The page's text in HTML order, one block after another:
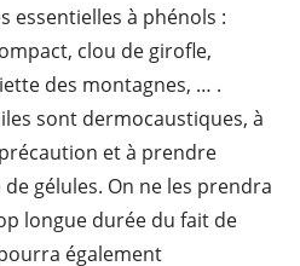
essentielles à phénols :
clou de girofle,
des montagnes, … .
sont dermocaustiques, à
et à prendre
gélules. On ne les prendra
longue durée du fait de
également